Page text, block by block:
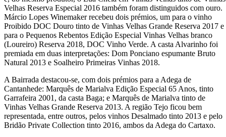
Velhas Reserva Especial 2016 também foram distinguidos com ouro.
Márcio Lopes Winemaker recebeu dois prémios, um para o vinho
Proibido DOC Douro tinto de Vinhas Velhas Grande Reserva 2017 e
para o Pequenos Rebentos Edição Especial Vinhas Velhas branco
(Loureiro) Reserva 2018, DOC Vinho Verde. A casta Alvarinho foi
premiada em duas interpretações: Dom Ponciano espumante Bruto
Natural 2013 e Soalheiro Primeiras Vinhas 2018.
A Bairrada destacou-se, com dois prémios para a Adega de
Cantanhede: Marquês de Marialva Edição Especial 65 Anos, tinto
Garrafeira 2001, da casta Baga; e Marquês de Marialva tinto de
Vinhas Velhas Grande Reserva 2013. A região Tejo ficou bem
representada, entre outros, pelos vinhos Desalmado tinto 2013 e pelo
Bridão Private Collection tinto 2016, ambos da Adega do Cartaxo.